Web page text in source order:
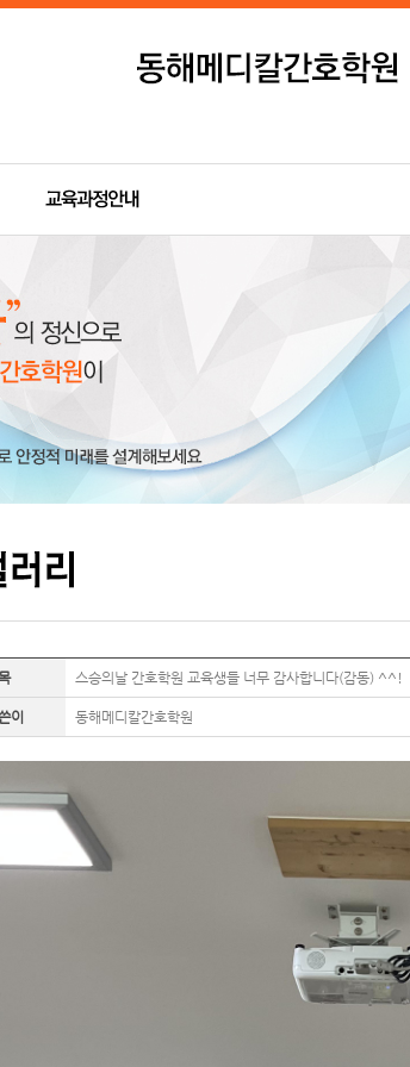
스승의날 간호학원 교육생들 너무 감사합니다(감동) ^^!
이 동해메디칼간호학원